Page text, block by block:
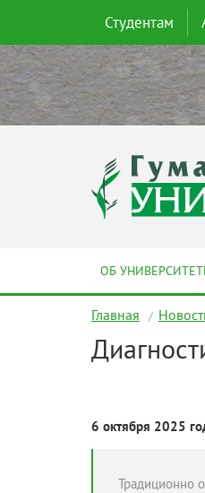
Студентам
ОБ
Главная
6 октября 2025
Традиционно